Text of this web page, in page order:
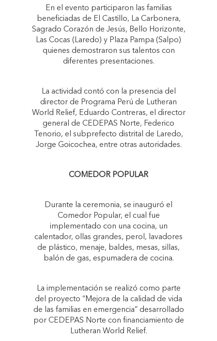
En el evento participaron las familias
beneficiadas de El Castillo, La Carbonera,
Sagrado Corazón de Jesús, Bello Horizonte,
Las Cocas (Laredo) y Plaza Pampa (Salpo)
quienes demostraron sus talentos con
diferentes presentaciones.
La actividad contó con la presencia del
director de Programa Perú de Lutheran
World Relief, Eduardo Contreras, el director
general de CEDEPAS Norte, Federico
Tenorio, el subprefecto distrital de Laredo,
Jorge Goicochea, entre otras autoridades.
COMEDOR POPULAR
Durante la ceremonia, se inauguró el
Comedor Popular, el cual fue
implementado con una cocina, un
calentador, ollas grandes, perol, lavadores
de plástico, menaje, baldes, mesas, sillas,
balón de gas, espumadera de cocina.
La implementación se realizó como parte
del proyecto “Mejora de la calidad de vida
de las familias en emergencia” desarrollado
por CEDEPAS Norte con financiamiento de
Lutheran World Relief.